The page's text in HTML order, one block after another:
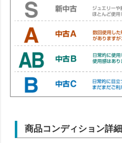
商品コンディション詳細